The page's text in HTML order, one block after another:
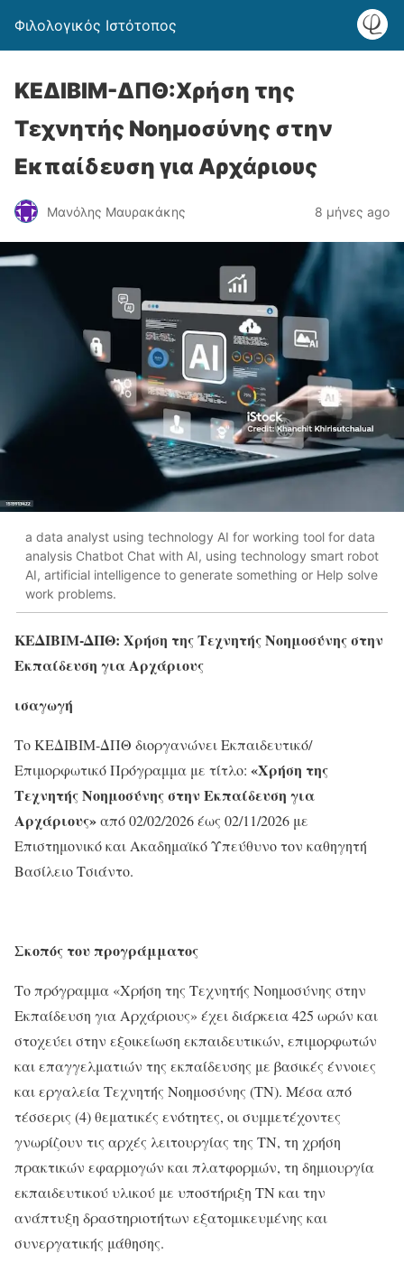
Φιλολογικός Ιστότοπος
ΚΕΔΙΒΙΜ-ΔΠΘ:Χρήση της
Τεχνητής Νοημοσύνης στην
Εκπαίδευση για Αρχάριους
Μανόλης Μαυρακάκης 8 μήνες ago
a data analyst using technology AI for working tool for data
analysis Chatbot Chat with AI, using technology smart robot
AI, artificial intelligence to generate something or Help solve
work problems.
ΚΕΔΙΒΙΜ-ΔΠΘ: Χρήση της Τεχνητής Νοημοσύνης στην
Εκπαίδευση για Αρχάριους
ισαγωγή
Το ΚΕΔΙΒΙΜ-ΔΠΘ διοργανώνει Εκπαιδευτικό/
Επιμορφωτικό Πρόγραμμα με τίτλο: «Χρήση της
Τεχνητής Νοημοσύνης στην Εκπαίδευση για
Αρχάριους»από 02/02/2026 έως 02/11/2026 με
Eπιστημονικό και Ακαδημαϊκό Υπεύθυνο τον καθηγητή
Βασίλειο Τσιάντο.
Σκοπός του προγράμματος
Το πρόγραμμα «Χρήση της Τεχνητής Νοημοσύνης στην
Εκπαίδευση για Αρχάριους» έχει διάρκεια 425 ωρών και
στοχεύει στην εξοικείωση εκπαιδευτικών, επιμορφωτών
και επαγγελματιών της εκπαίδευσης με βασικές έννοιες
και εργαλεία Τεχνητής Νοημοσύνης (ΤΝ). Μέσα από
τέσσερις (4) θεματικές ενότητες, οι συμμετέχοντες
γνωρίζουν τις αρχές λειτουργίας της ΤΝ, τη χρήση
πρακτικών εφαρμογών και πλατφορμών, τη δημιουργία
εκπαιδευτικού υλικού με υποστήριξη ΤΝ και την
ανάπτυξη δραστηριοτήτων εξατομικευμένης και
συνεργατικής μάθησης.